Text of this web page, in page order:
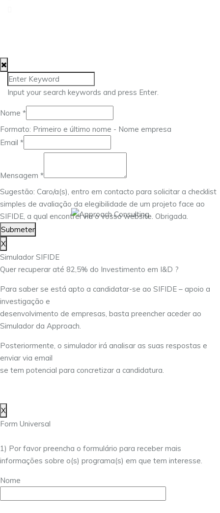
Input your search keywords and press Enter.
Nome *
Formato: Primeiro e último nome - Nome empresa
Nome
Email *
Mensagem *
Sugestão: Caro/a(s), entro em contacto para solicitar a checklist
simples de avaliação da elegibilidade de um projeto face ao
SIFIDE, a qual encontrei via o vosso website. Obrigada.
Submeter
X
Simulador SIFIDE
Quer recuperar até 82,5% do Investimento em I&D ?
Para saber se está apto a candidatar-se ao SIFIDE – apoio a
investigação e
desenvolvimento de empresas, basta preencher aceder ao
Simulador da Approach.
Posteriormente, o simulador irá analisar as suas respostas e
enviar via email
se tem potencial para concretizar a candidatura.
X
Form Universal
1) Por favor preencha o formulário para receber mais
informações sobre o(s) programa(s) em que tem interesse.
Nome